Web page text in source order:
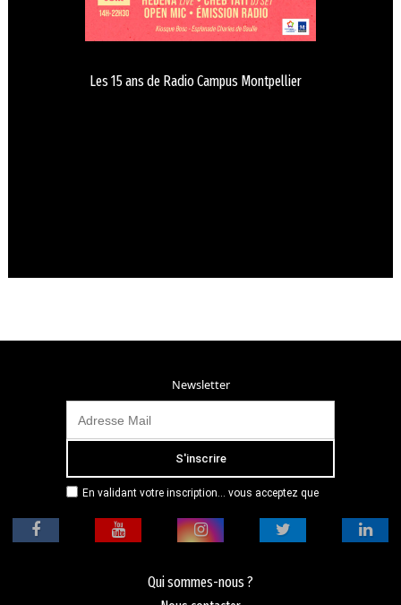
Les 15 ans de Radio Campus Montpellier
Newsletter
En validant votre inscription... vous acceptez que
adresse email dans le but de vous envoyer
mensuellement sa lettre d’informations. Pour plus
politique de confidentialité.
Qui sommes-nous ?